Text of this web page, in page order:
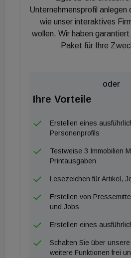
Unternehmensprofil anlegen
wie unser interaktives
wollen. Wir haben
Paket für Ihre
oder
Ihre Vorteile
Erstellen eines
Personenprofils
Testweise 3 Immobilien
Printausgaben
Lesezeichen für Artikel,
Erstellen von
und Jobs
Erstellen eines
Schalten Sie über unsere
weitere Funktionen frei